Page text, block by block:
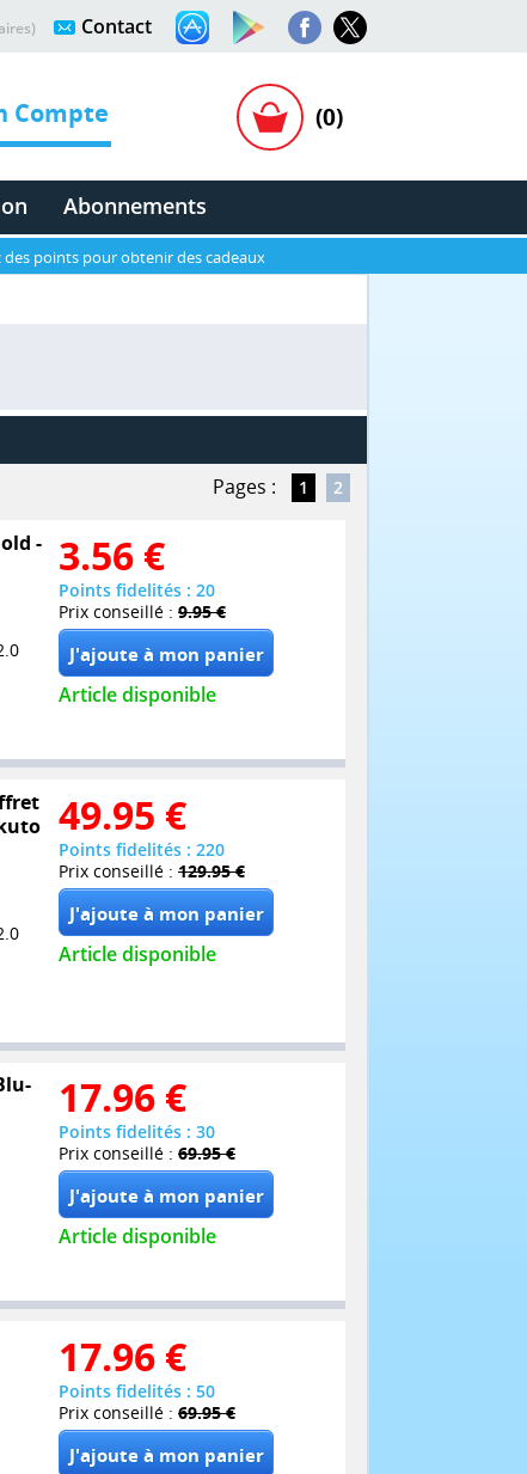
Contact
Compte (0)
Abonnements
des points pour obtenir des cadeaux
Pages : 1 2
-
3.56 €
Points fidelités : 20
Prix conseillé : 9.95 €
Article disponible
49.95 €
Points fidelités : 220
Prix conseillé : 129.95 €
Article disponible
17.96 €
Points fidelités : 30
Prix conseillé : 69.95 €
Article disponible
17.96 €
Points fidelités : 50
Prix conseillé : 69.95 €